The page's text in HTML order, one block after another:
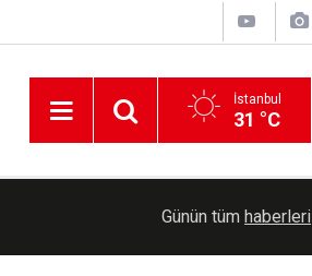
İstanbul
31 °C
Bursa'da kaldırımları
Günün tüm haberleri